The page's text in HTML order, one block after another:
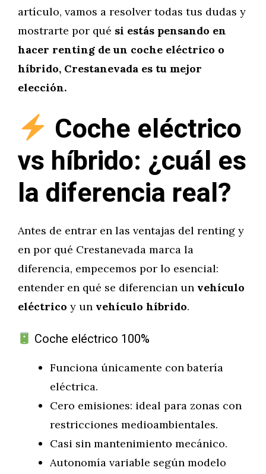
artículo, vamos a resolver todas tus dudas y
mostrarte por qué si estás pensando en
hacer renting de un coche eléctrico o
híbrido, Crestanevada es tu mejor
elección.
Coche eléctrico
vs híbrido: ¿cuál es
la diferencia real?
Antes de entrar en las ventajas del renting y
en por qué Crestanevada marca la
diferencia, empecemos por lo esencial:
entender en qué se diferencian un vehículo
eléctrico y un vehículo híbrido.
Coche eléctrico 100%
Funciona únicamente con batería
eléctrica.
Cero emisiones: ideal para zonas con
restricciones medioambientales.
Casi sin mantenimiento mecánico.
Autonomía variable según modelo